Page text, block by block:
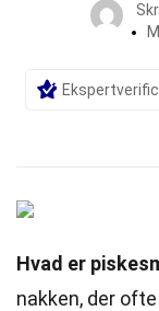
Hvad er
nakken, der